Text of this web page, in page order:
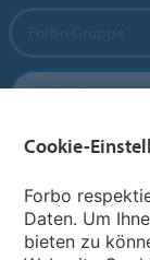
Forbo Flooring
Forbo Movement
Land auswählen
Cookie-
Forbo
Daten. Um
bieten zu